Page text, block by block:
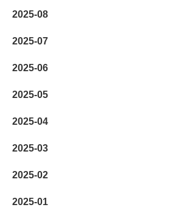
2025-08
2025-07
2025-06
2025-05
2025-04
2025-03
2025-02
2025-01